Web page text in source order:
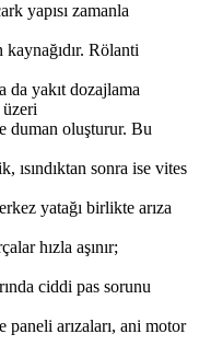
yapısı zamanla
Rölanti
yakıt dozajlama
duman oluşturur. Bu
sonra ise vites
yatağı birlikte arıza
hızla aşınır;
ciddi pas sorunu
paneli arızaları, ani motor